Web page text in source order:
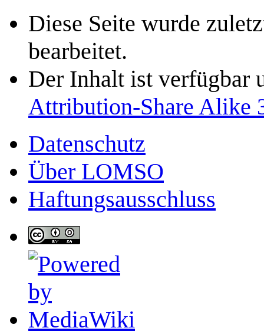
Diese Seite wurde
bearbeitet.
Der Inhalt ist verfügbar
Attribution-Share Alike
Datenschutz
Über LOMSO
Haftungsausschluss